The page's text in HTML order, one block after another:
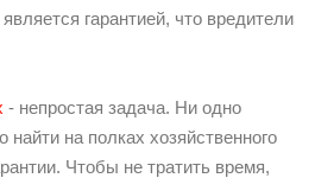
гарантией, что вредители
- непростая задача. Ни одно
найти на полках хозяйственного
Чтобы не тратить время,